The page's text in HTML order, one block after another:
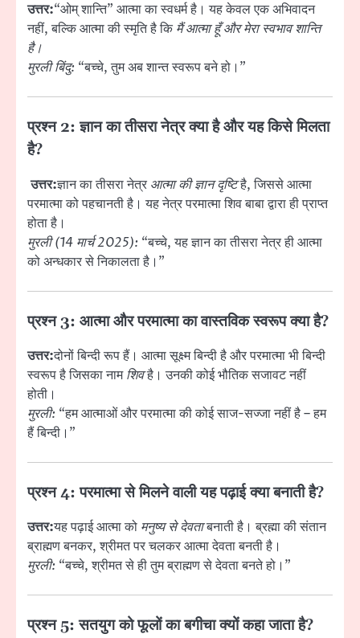
उत्तर:“ओम् शान्ति” आत्मा का स्वधर्म है। यह केवल एक अभिवादन
नहीं, बल्कि आत्मा की स्मृति है कि मैं आत्मा हूँ और मेरा स्वभाव शान्ति
है।
मुरली बिंदु: “बच्चे, तुम अब शान्त स्वरूप बने हो।”
प्रश्न 2: ज्ञान का तीसरा नेत्र क्या है और यह किसे मिलता
है?
उत्तर:ज्ञान का तीसरा नेत्र आत्मा की ज्ञान दृष्टिहै, जिससे आत्मा
परमात्मा को पहचानती है। यह नेत्र परमात्मा शिव बाबा द्वारा ही प्राप्त
होता है।
मुरली (14 मार्च 2025): “बच्चे, यह ज्ञान का तीसरा नेत्र ही आत्मा
को अन्धकार से निकालता है।”
प्रश्न 3: आत्मा और परमात्मा का वास्तविक स्वरूप क्या है?
उत्तर:दोनों बिन्दी रूप हैं। आत्मा सूक्ष्म बिन्दी है और परमात्मा भी बिन्दी
स्वरूप है जिसका नामशिवहै। उनकी कोई भौतिक सजावट नहीं
होती।
मुरली: “हम आत्माओं और परमात्मा की कोई साज-सज्जा नहीं है – हम
हैं बिन्दी।”
प्रश्न 4: परमात्मा से मिलने वाली यह पढ़ाई क्या बनाती है?
उत्तर:यह पढ़ाई आत्मा को मनुष्य से देवताबनाती है। ब्रह्मा की संतान
ब्राह्मण बनकर, श्रीमत पर चलकर आत्मा देवता बनती है।
मुरली: “बच्चे, श्रीमत से ही तुम ब्राह्मण से देवता बनते हो।”
प्रश्न 5: सतयुग को फूलों का बगीचा क्यों कहा जाता है?